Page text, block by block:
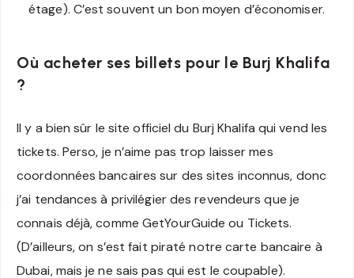
étage). C’est souvent un bon moyen d’économiser.
Où acheter ses billets pour le Burj Khalifa
?
Il y a bien sûr le site officiel du Burj Khalifa qui vend les
tickets. Perso, je n’aime pas trop laisser mes
coordonnées bancaires sur des sites inconnus, donc
j’ai tendances à privilégier des revendeurs que je
connais déjà, comme GetYourGuide ou Tickets.
(D’ailleurs, on s’est fait piraté notre carte bancaire à
Dubai, mais je ne sais pas qui est le coupable).